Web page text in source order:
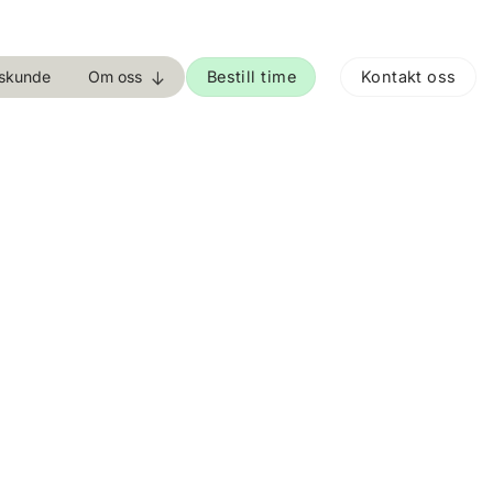
Om oss Bestill time Kontakt oss